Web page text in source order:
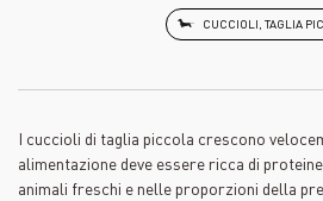
CUCCIOLI, TAGLIA
I cuccioli di taglia piccola crescono
alimentazione deve essere ricca di
animali freschi e nelle proporzioni della